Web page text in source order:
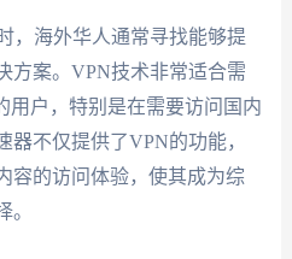
，海外华人通常寻找能够提
方案。VPN技术非常适合需
用户，特别是在需要访问国内
器不仅提供了VPN的功能，
容的访问体验，使其成为综
。